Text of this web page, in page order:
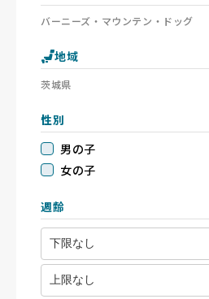
バーニーズ・マウンテン・ドッグ
地域
茨城県
性別
男の子
女の子
週齢